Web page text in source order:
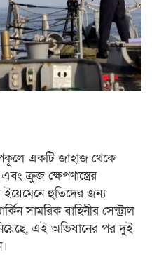
একটি জাহাজ থেকে
ক্রুজ ক্ষেপণাস্ত্রের
হুতিদের জন্য
সামরিক বাহিনীর সেন্ট্রাল
এই অভিযানের পর দুই